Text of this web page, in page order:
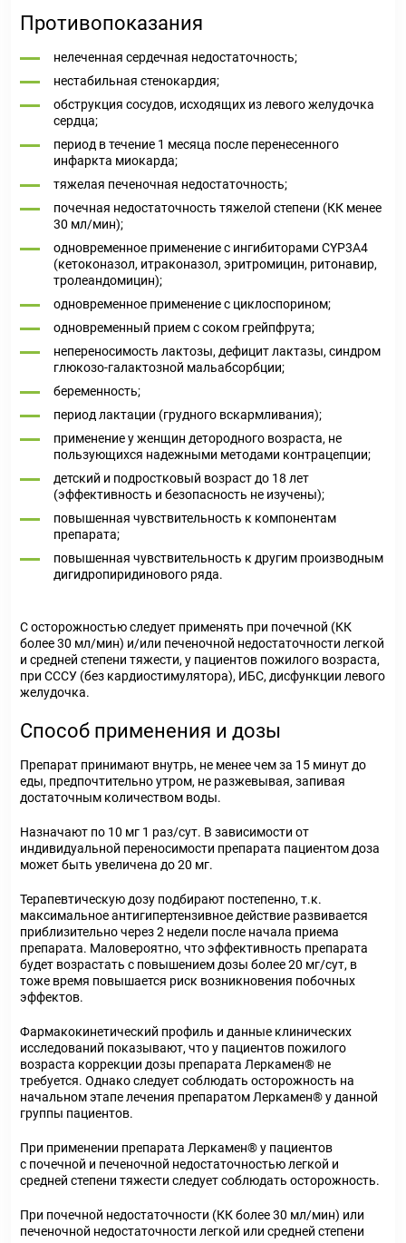
Противопоказания
нелеченная сердечная недостаточность;
нестабильная стенокардия;
обструкция сосудов, исходящих из левого желудочка
сердца;
период в течение 1 месяца после перенесенного
инфаркта миокарда;
тяжелая печеночная недостаточность;
почечная недостаточность тяжелой степени (КК менее
30 мл/мин);
одновременное применение с ингибиторами CYP3A4
(кетоконазол, итраконазол, эритромицин, ритонавир,
тролеандомицин);
одновременное применение с циклоспорином;
одновременный прием с соком грейпфрута;
непереносимость лактозы, дефицит лактазы, синдром
глюкозо-галактозной мальабсорбции;
беременность;
период лактации (грудного вскармливания);
применение у женщин детородного возраста, не
пользующихся надежными методами контрацепции;
детский и подростковый возраст до 18 лет
(эффективность и безопасность не изучены);
повышенная чувствительность к компонентам
препарата;
повышенная чувствительность к другим производным
дигидропиридинового ряда.
С осторожностью следует применять при почечной (КК
более 30 мл/мин) и/или печеночной недостаточности легкой
и средней степени тяжести, у пациентов пожилого возраста,
при СССУ (без кардиостимулятора), ИБС, дисфункции левого
желудочка.
Способ применения и дозы
Препарат принимают внутрь, не менее чем за 15 минут до
еды, предпочтительно утром, не разжевывая, запивая
достаточным количеством воды.
Назначают по 10 мг 1 раз/сут. В зависимости от
индивидуальной переносимости препарата пациентом доза
может быть увеличена до 20 мг.
Терапевтическую дозу подбирают постепенно, т.к.
максимальное антигипертензивное действие развивается
приблизительно через 2 недели после начала приема
препарата. Маловероятно, что эффективность препарата
будет возрастать с повышением дозы более 20 мг/сут, в
тоже время повышается риск возникновения побочных
эффектов.
Фармакокинетический профиль и данные клинических
исследований показывают, что у пациентов пожилого
возраста коррекции дозы препарата Леркамен® не
требуется. Однако следует соблюдать осторожность на
начальном этапе лечения препаратом Леркамен® у данной
группы пациентов.
При применении препарата Леркамен® у пациентов
с почечной и печеночной недостаточностью легкой и
средней степени тяжести следует соблюдать осторожность.
При почечной недостаточности (КК более 30 мл/мин) или
печеночной недостаточности легкой или средней степени